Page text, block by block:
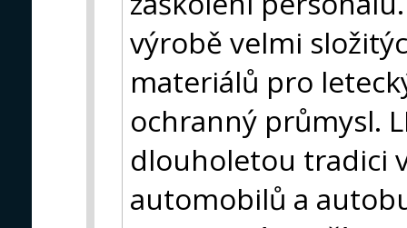
výrobě velmi
materiálů pro
ochranný průmysl.
dlouholetou tradici
automobilů a